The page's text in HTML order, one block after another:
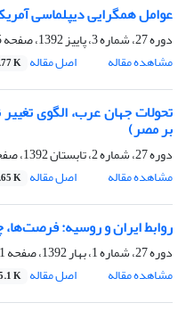
عوامل همگرایی دیپلماسی
دوره 27، شماره 3، پاییز 1392، صفحه
مشاهده مقاله
اصل مقاله K
تحولات جهان عرب، الگوی تغییر
بر مصر)‏
دوره 27، شماره 2، تابستان 1392، صفحه
مشاهده مقاله
اصل مقاله K
روابط ایران و روسیه:
دوره 27، شماره 1، بهار 1392، صفحه
مشاهده مقاله
اصل مقاله K